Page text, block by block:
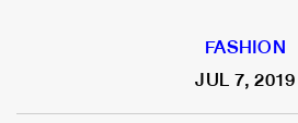
FASHION
JUL 7, 2019